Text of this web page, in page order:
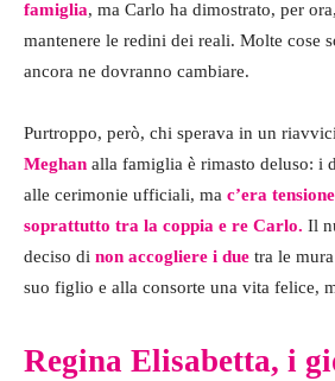
famiglia, ma Carlo ha dimostrato, per
mantenere le redini dei reali. Molte cose
ancora ne dovranno cambiare.
Purtroppo, però, chi sperava in un
Meghan alla famiglia è rimasto deluso: i
alle cerimonie ufficiali, ma c’era
soprattutto tra la coppia e re Carlo. Il
deciso di non accogliere i due tra le
suo figlio e alla consorte una vita felice,
Regina Elisabetta, i